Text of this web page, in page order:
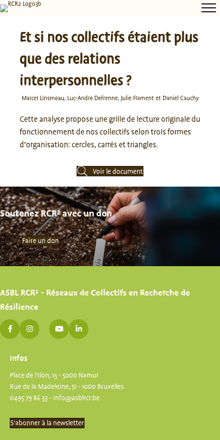
Et si nos collectifs étaient plus
que des relations
interpersonnelles ?
Marcel Linsmeau, Luc-André Defrenne, Julie Flament et Daniel Cauchy
Cette analyse propose une grille de lecture originale du
fonctionnement de nos collectifs selon trois formes
d’organisation: cercles, carrés et triangles.
Voir le document
Soutenez RCR² avec un don
Faire un don
ASBL RCR² - Réseaux de Collectifs en Recherche de
Résilience
Infos
Place de l'Ilon, 13 - 5000 Namur
Rue de la Madeleine, 51 - 1000 Bruxelles
0495 79 86 33 - info@asblrcr.be
S'abonner à la newsletter